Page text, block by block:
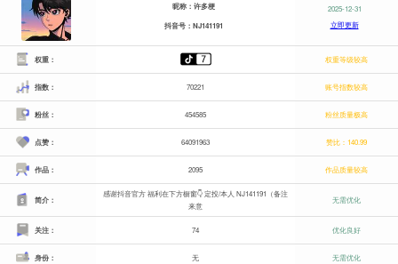
昵称：许多梗
抖音号：NJ141191
2025-12-31
立即更新
权重： 权重等级较高
指数： 70221 账号指数较高
粉丝： 454585 粉丝质量极高
点赞： 64091963 赞比：140.99
作品： 2095 作品质量较高
简介：
感谢抖音官方 福利在下方橱窗👇 定投/本人 NJ141191（备注
来意
无需优化
关注： 74 优化良好
身份： 无 无需优化